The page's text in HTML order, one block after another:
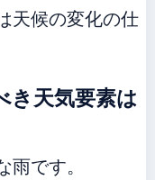
天候の変化の仕
き天気要素は
です。